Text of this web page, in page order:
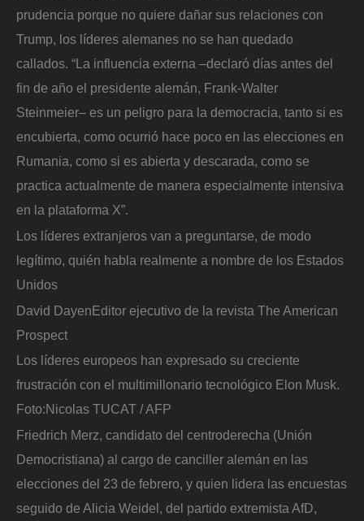
prudencia porque no quiere dañar sus relaciones con
Trump, los líderes alemanes no se han quedado
callados. “La influencia externa –declaró días antes del
fin de año el presidente alemán, Frank-Walter
Steinmeier– es un peligro para la democracia, tanto si es
encubierta, como ocurrió hace poco en las elecciones en
Rumania, como si es abierta y descarada, como se
practica actualmente de manera especialmente intensiva
en la plataforma X”.
Los líderes extranjeros van a preguntarse, de modo
legítimo, quién habla realmente a nombre de los Estados
Unidos
David DayenEditor ejecutivo de la revista The American
Prospect
Los líderes europeos han expresado su creciente
frustración con el multimillonario tecnológico Elon Musk.
Foto:Nicolas TUCAT / AFP
Friedrich Merz, candidato del centroderecha (Unión
Democristiana) al cargo de canciller alemán en las
elecciones del 23 de febrero, y quien lidera las encuestas
seguido de Alicia Weidel, del partido extremista AfD,